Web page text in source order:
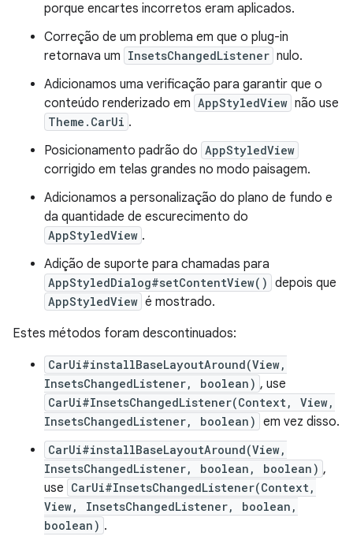
porque encartes incorretos eram aplicados.
Correção de um problema em que o plug-in
retornava um InsetsChangedListener nulo.
Adicionamos uma verificação para garantir que o
conteúdo renderizado em AppStyledView não use
Theme.CarUi .
Posicionamento padrão do AppStyledView
corrigido em telas grandes no modo paisagem.
Adicionamos a personalização do plano de fundo e
da quantidade de escurecimento do
AppStyledView .
Adição de suporte para chamadas para
AppStyledDialog#setContentView() depois que
AppStyledView é mostrado.
Estes métodos foram descontinuados:
CarUi#installBaseLayoutAround(View,
InsetsChangedListener, boolean) , use
CarUi#InsetsChangedListener(Context, View,
InsetsChangedListener, boolean) em vez disso.
CarUi#installBaseLayoutAround(View,
InsetsChangedListener, boolean, boolean) ,
use CarUi#InsetsChangedListener(Context,
View, InsetsChangedListener, boolean,
boolean) .